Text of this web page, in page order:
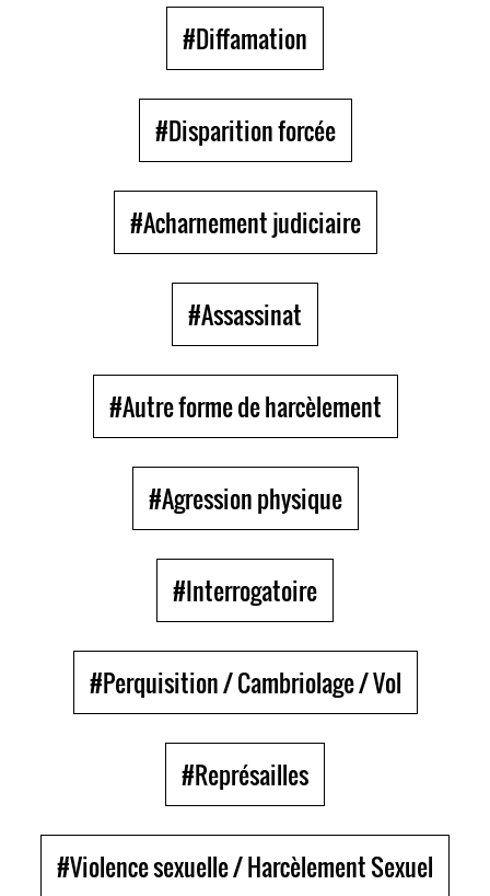
#Diffamation
#Disparition forcée
#Acharnement judiciaire
#Assassinat
#Autre forme de harcèlement
#Agression physique
#Interrogatoire
#Perquisition / Cambriolage / Vol
#Représailles
#Violence sexuelle / Harcèlement Sexuel